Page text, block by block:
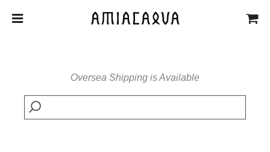
Oversea Shipping is Available